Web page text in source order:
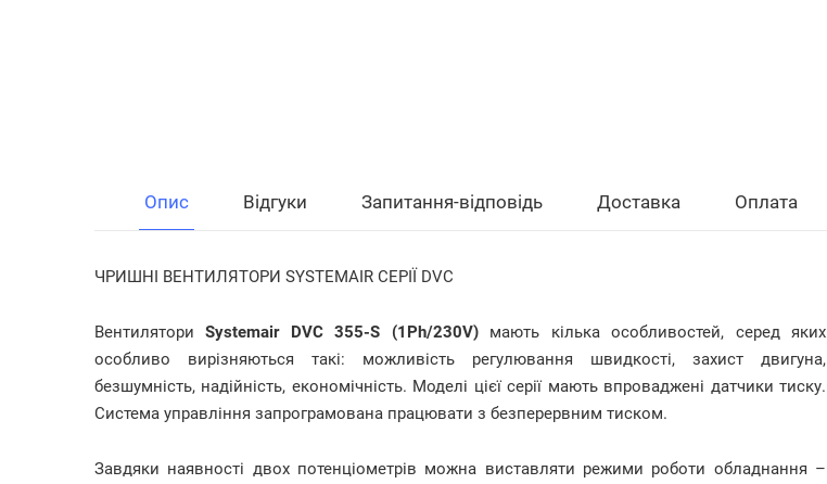
Опис Відгуки Запитання-відповідь Доставка Оплата
ЧРИШНІ ВЕНТИЛЯТОРИ SYSTEMAIR СЕРІЇ DVC
ВентиляториSystemair DVC 355-S (1Ph/230V)мають кілька особливостей, серед яких
особливо вирізняються такі: можливість регулювання швидкості, захист двигуна,
безшумність, надійність, економічність. Моделі цієї серії мають впроваджені датчики тиску.
Система управління запрограмована працювати з безперервним тиском.
Завдяки наявності двох потенціометрів можна виставляти режими роботи обладнання –